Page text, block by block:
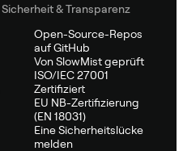
Sicherheit & Transparenz
Open-Source-Repos
auf GitHub
Von SlowMist geprüft
ISO/IEC 27001
Zertifiziert
EU NB-Zertifizierung
(EN 18031)
Eine Sicherheitslücke
melden